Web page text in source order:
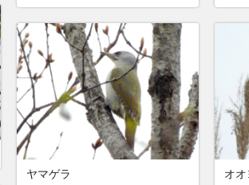
ヤマゲラ
オオ